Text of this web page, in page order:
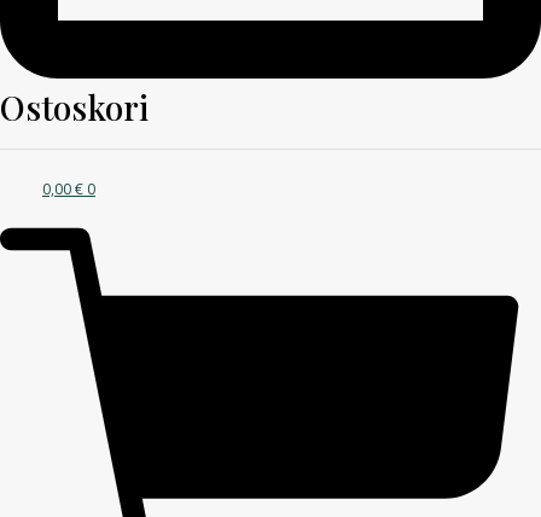
Ostoskori
0,00€ 0